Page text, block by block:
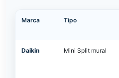
Marca Tipo
Daikin Mini Split mural